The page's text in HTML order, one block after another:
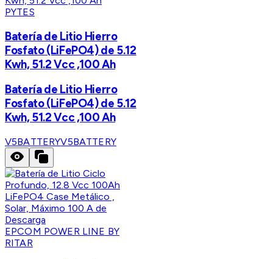
PYTES
Batería de Litio Hierro
Fosfato (LiFePO4) de 5.12
Kwh, 51.2 Vcc ,100 Ah
Batería de Litio Hierro
Fosfato (LiFePO4) de 5.12
Kwh, 51.2 Vcc ,100 Ah
V5BATTERYV5BATTERY
EPCOM POWER LINE BY
RITAR